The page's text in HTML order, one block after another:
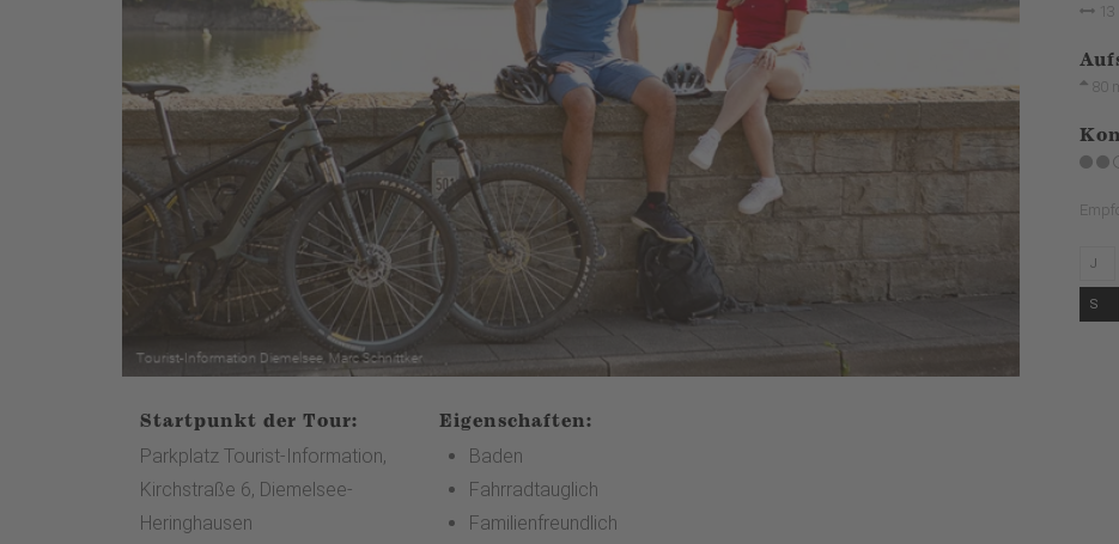
Startpunkt der Tour:
Parkplatz Tourist-Information,
Kirchstraße 6, Diemelsee-
Heringhausen
Eigenschaften:
Baden
Fahrradtauglich
Familienfreundlich
80
J
S